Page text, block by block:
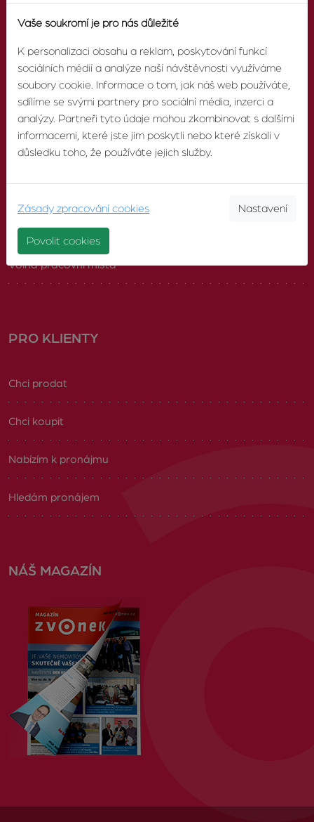
SOCIÁLNÍ SÍTĚ
Facebook
O AGENTUŘE
O nás
Náš tým
Volná pracovní místa
PRO KLIENTY
Chci prodat
Chci koupit
Nabízím k pronájmu
Hledám pronájem
NÁŠ MAGAZÍN
Vaše soukromí je pro nás důležité
K personalizaci obsahu a reklam, poskytování funkcí
sociálních médií a analýze naší návštěvnosti využíváme
soubory cookie. Informace o tom, jak náš web používáte,
sdílíme se svými partnery pro sociální média, inzerci a
analýzy. Partneři tyto údaje mohou zkombinovat s dalšími
informacemi, které jste jim poskytli nebo které získali v
důsledku toho, že používáte jejich služby.
Zásady zpracování cookies Nastavení
Povolit cookies